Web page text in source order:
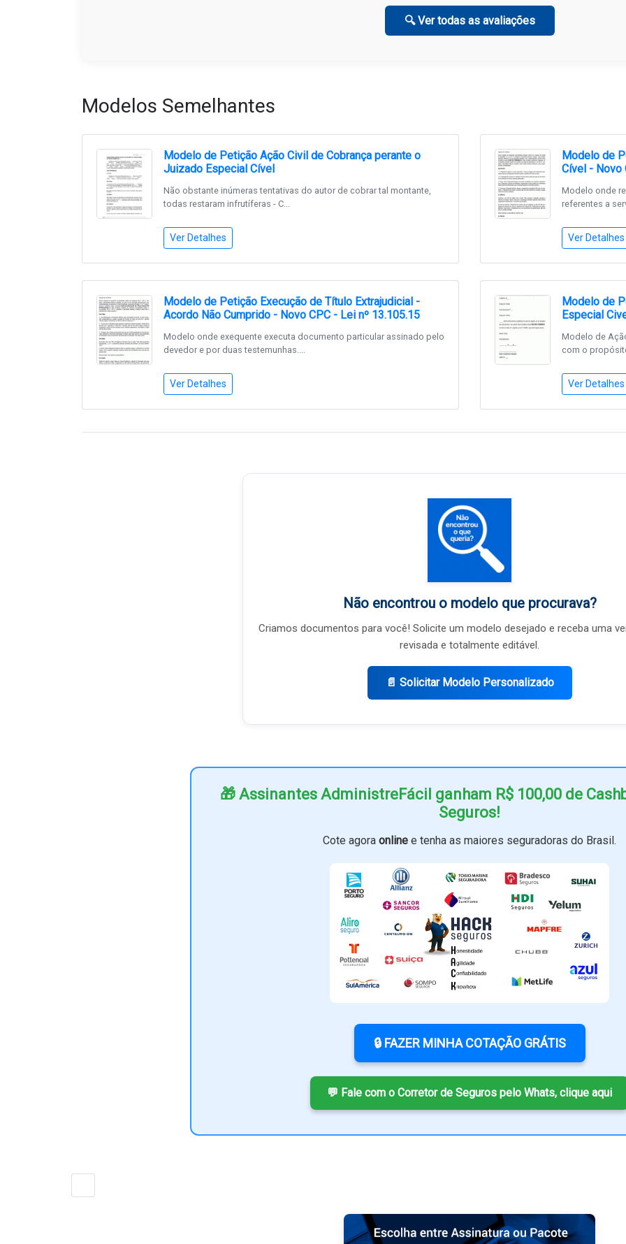
🔍 Ver todas as avaliações
Modelos Semelhantes
Modelo de Petição Ação Civil de Cobrança perante o
Juizado Especial Cível
Não obstante inúmeras tentativas do autor de cobrar tal montante,
todas restaram infrutíferas - C...
Ver Detalhes
Modelo de
Cível - Novo
Modelo onde
referentes a
Ver Detalhes
Modelo de Petição Execução de Título Extrajudicial -
Acordo Não Cumprido - Novo CPC - Lei nº 13.105.15
Modelo onde exequente executa documento particular assinado pelo
devedor e por duas testemunhas....
Ver Detalhes
Modelo de
Especial
Modelo de
com o
Ver Detalhes
Não encontrou o modelo que procurava?
Criamos documentos para você! Solicite um modelo desejado e receba uma
revisada e totalmente editável.
📄 Solicitar Modelo Personalizado
🎁 Assinantes AdministreFácil ganham R$ 100,00 de
Seguros!
Cote agora online e tenha as maiores seguradoras do Brasil.
🔒 FAZER MINHA COTAÇÃO GRÁTIS
💬 Fale com o Corretor de Seguros pelo Whats, clique aqui